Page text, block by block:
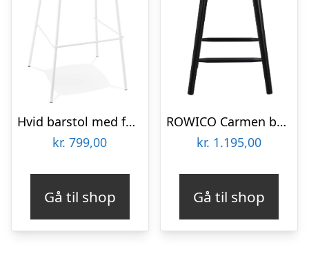
Hvid barstol med fodstøtte – ESCAL
kr. 799,00
Gå til shop
ROWICO Carmen barstol, m. ryglæn, armlæn og fodstøtte – sort gummitræ
kr. 1.195,00
Gå til shop